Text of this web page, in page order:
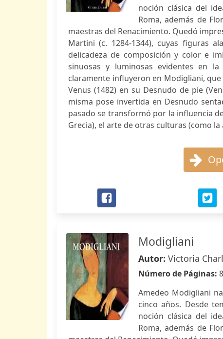
noción clásica del
Roma, además de
maestras del Renacimiento. Quedó
Martini (c. 1284-1344), cuyas figuras
delicadeza de composición y color e
sinuosas y luminosas evidentes en
claramente influyeron en Modigliani,
Venus (1482) en su Desnudo de pie
misma pose invertida en Desnudo
pasado se transformó por la influencia
Grecia), el arte de otras culturas (como la
Modigliani
Autor: Victoria
Número de Páginas:
Amedeo Modigliani
cinco años. Desde
noción clásica del
Roma, además de